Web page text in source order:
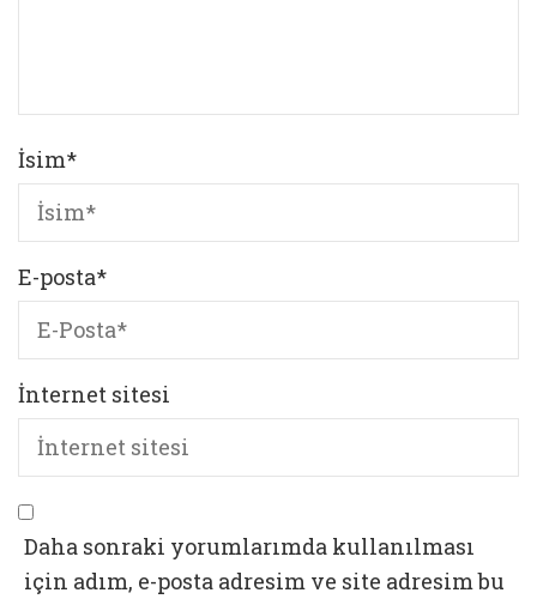
İsim*
E-posta*
İnternet sitesi
Daha sonraki yorumlarımda kullanılması
için adım, e-posta adresim ve site adresim bu